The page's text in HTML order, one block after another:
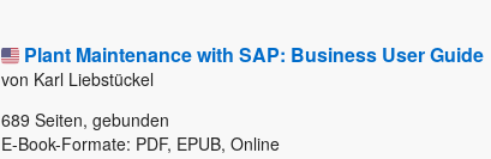
Plant Maintenance with SAP: Business User Guide
von Karl Liebstückel
689 Seiten, gebunden
E-Book-Formate: PDF, EPUB, Online